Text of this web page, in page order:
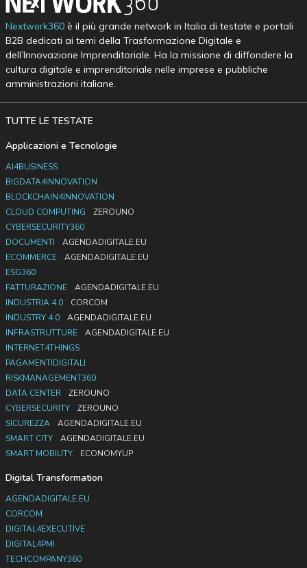
Nextwork360è il più grande network in Italia di testate e portali
B2B dedicati ai temi della Trasformazione Digitale e
dell’Innovazione Imprenditoriale. Ha la missione di diffondere la
cultura digitale e imprenditoriale nelle imprese e pubbliche
amministrazioni italiane.
TUTTE LE TESTATE
Applicazioni e Tecnologie
AI4BUSINESS
BIGDATA4INNOVATION
BLOCKCHAIN4INNOVATION
CLOUD COMPUTING
ZEROUNO
CYBERSECURITY360
DOCUMENTI
AGENDADIGITALE.EU
ECOMMERCE
AGENDADIGITALE.EU
ESG360
FATTURAZIONE
AGENDADIGITALE.EU
INDUSTRIA 4.0
CORCOM
INDUSTRY 4.0
AGENDADIGITALE.EU
INFRASTRUTTURE
AGENDADIGITALE.EU
INTERNET4THINGS
PAGAMENTIDIGITALI
RISKMANAGEMENT360
DATA CENTER
ZEROUNO
CYBERSECURITY
ZEROUNO
SICUREZZA
AGENDADIGITALE.EU
SMART CITY
AGENDADIGITALE.EU
SMART MOBILITY
ECONOMYUP
Digital Transformation
AGENDADIGITALE.EU
CORCOM
DIGITAL4EXECUTIVE
DIGITAL4PMI
TECHCOMPANY360